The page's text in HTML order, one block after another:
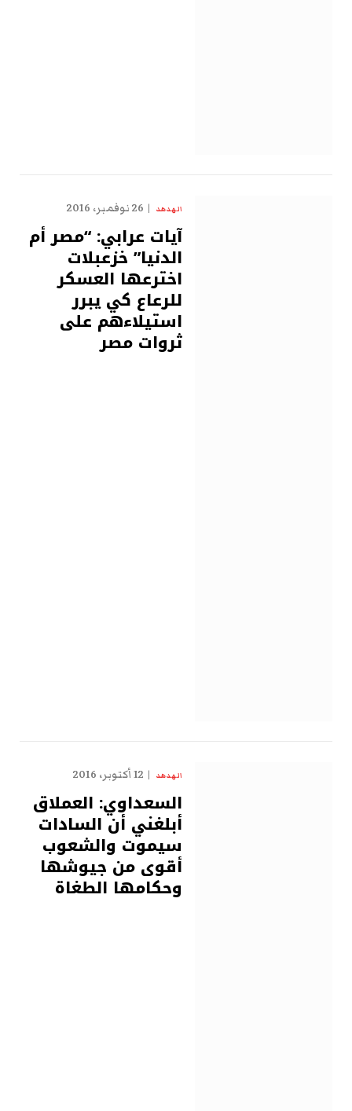
الهدهد 26 نوفمبر، 2016
آيات عرابي: “مصر أم
الدنيا” خزعبلات
اخترعها العسكر
للرعاع كي يبرر
استيلاءهم على
ثروات مصر
الهدهد 12 أكتوبر، 2016
السعداوي: العملاق
أبلغني أن السادات
سيموت والشعوب
أقوى من جيوشها
وحكامها الطغاة